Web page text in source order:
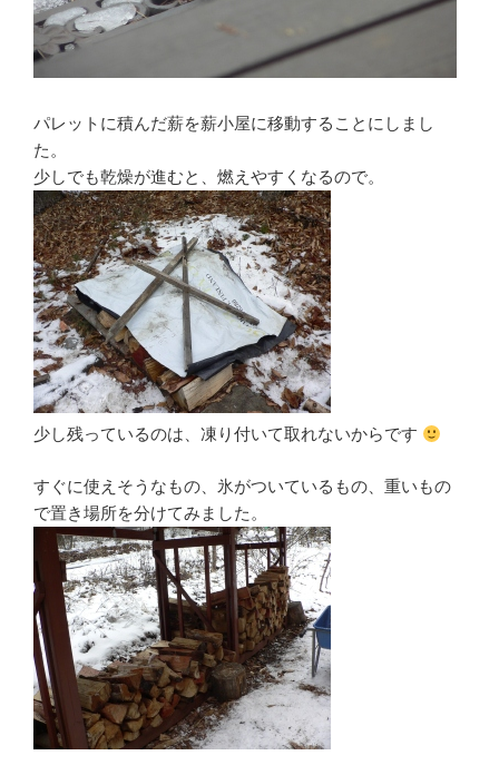
パレットに積んだ薪を薪小屋に移動することにしまし
た。
少しでも乾燥が進むと、燃えやすくなるので。
少し残っているのは、凍り付いて取れないからです
すぐに使えそうなもの、氷がついているもの、重いもの
で置き場所を分けてみました。